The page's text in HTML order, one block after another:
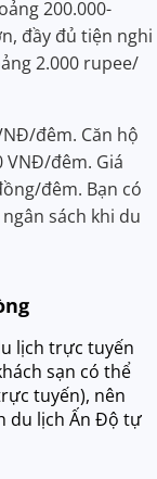
200.000-
đầy đủ tiện nghi
2.000 rupee/
đêm. Căn hộ
VNĐ/đêm. Giá
đêm. Bạn có
sách khi du
lịch trực tuyến
sạn có thể
tuyến), nên
du lịch Ấn Độ tự